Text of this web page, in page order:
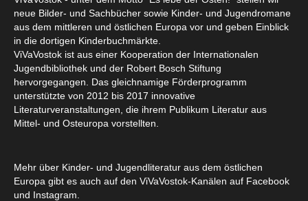
neue Bilder- und Sachbücher sowie Kinder- und Jugendromane
aus dem mittleren und östlichen Europa vor und geben Einblick
in die dortigen Kinderbuchmärkte.
ViVaVostok ist aus einer Kooperation der Internationalen
Jugendbibliothek und der Robert Bosch Stiftung
hervorgegangen. Das gleichnamige Förderprogramm
unterstützte von 2012 bis 2017 innovative
Literaturveranstaltungen, die ihrem Publikum Literatur aus
Mittel- und Osteuropa vorstellten.
Mehr über Kinder- und Jugendliteratur aus dem östlichen
Europa gibt es auch auf den ViVaVostok-Kanälen auf Facebook
und Instagram.